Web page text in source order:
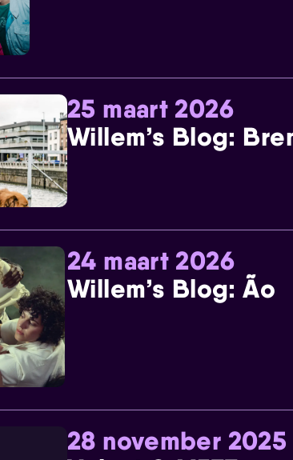
25 maart 2026
Willem’s Blog:
24 maart 2026
Willem’s Blog: Ão
28 november 2025